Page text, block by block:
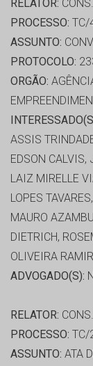
RELATOR:
PROCESSO: TC/
ASSUNTO:
PROTOCOLO:
ORGÃO:
ASSIS
EDSON CALVIS,
LAIZ MIRELLE
LOPES
MAURO
DIETRICH,
OLIVEIRA
ADVOGADO(S):
RELATOR:
PROCESSO: TC/
ASSUNTO: ATA